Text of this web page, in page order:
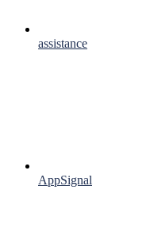
assistance
AppSignal